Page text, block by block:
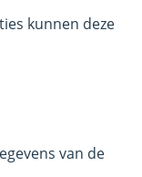
kunnen deze
van de